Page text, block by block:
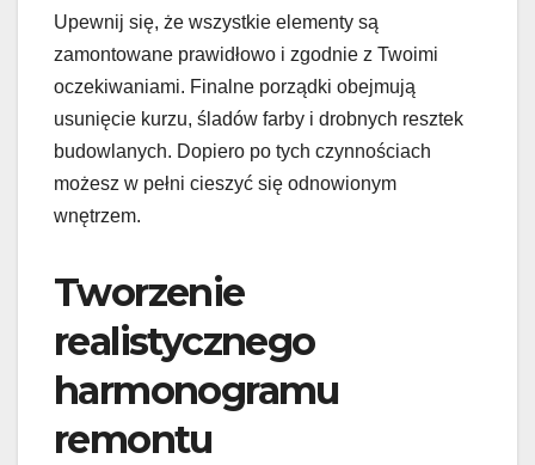
Upewnij się, że wszystkie elementy są
zamontowane prawidłowo i zgodnie z Twoimi
oczekiwaniami. Finalne porządki obejmują
usunięcie kurzu, śladów farby i drobnych resztek
budowlanych. Dopiero po tych czynnościach
możesz w pełni cieszyć się odnowionym
wnętrzem.
Tworzenie
realistycznego
harmonogramu
remontu